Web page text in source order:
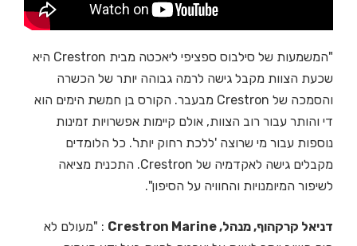
"המשמעות של סילבוס ספציפי ליאכטה מבית Crestron היא
שכעת הצוות מקבל גישה לרמה גבוהה יותר של הכשרה
והסמכה של Crestron מבעבר. הקורס בן חמשת הימים הוא
די והותר עבור רוב הצוות, אולם קיימות אפשרויות זמינות
נוספות עבור מי שרוצה 'ללכת רחוק יותר'. כל הלומדים
מקבלים גישה לאקדמיה של Crestron. התכנית מציאה
לשיפור המיומנויות והחוויה על הסיפון".
דניאל קרקהוף, מנהל, Crestron Marine
: "מעולם לא